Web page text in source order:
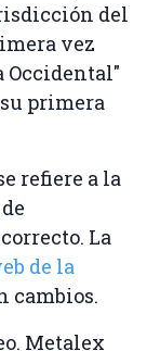
del
vez
Occidental"
primera
refiere a la
La
de la
cambios.
Metalex